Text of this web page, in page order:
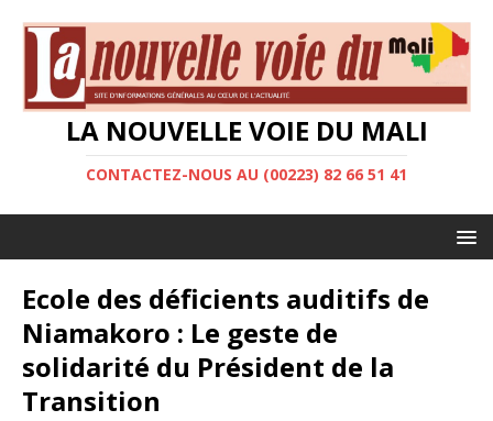
LA NOUVELLE VOIE DU MALI
CONTACTEZ-NOUS AU (00223) 82 66 51 41
Ecole des déficients auditifs de
Niamakoro : Le geste de
solidarité du Président de la
Transition